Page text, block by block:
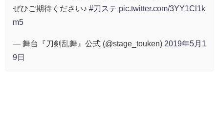
ぜひご期待ください♪ #刀ステ pic.twitter.com/3YY1Cl1k
m5
— 舞台『刀剣乱舞』公式 (@stage_touken) 2019年5月1
9日